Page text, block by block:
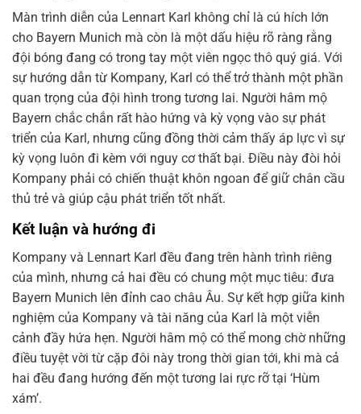
Màn trình diễn của Lennart Karl không chỉ là cú hích lớn
cho Bayern Munich mà còn là một dấu hiệu rõ ràng rằng
đội bóng đang có trong tay một viên ngọc thô quý giá. Với
sự hướng dẫn từ Kompany, Karl có thể trở thành một phần
quan trọng của đội hình trong tương lai. Người hâm mộ
Bayern chắc chắn rất hào hứng và kỳ vọng vào sự phát
triển của Karl, nhưng cũng đồng thời cảm thấy áp lực vì sự
kỳ vọng luôn đi kèm với nguy cơ thất bại. Điều này đòi hỏi
Kompany phải có chiến thuật khôn ngoan để giữ chân cầu
thủ trẻ và giúp cậu phát triển tốt nhất.
Kết luận và hướng đi
Kompany và Lennart Karl đều đang trên hành trình riêng
của mình, nhưng cả hai đều có chung một mục tiêu: đưa
Bayern Munich lên đỉnh cao châu Âu. Sự kết hợp giữa kinh
nghiệm của Kompany và tài năng của Karl là một viễn
cảnh đầy hứa hẹn. Người hâm mộ có thể mong chờ những
điều tuyệt vời từ cặp đôi này trong thời gian tới, khi mà cả
hai đều đang hướng đến một tương lai rực rỡ tại ‘Hùm
xám’.